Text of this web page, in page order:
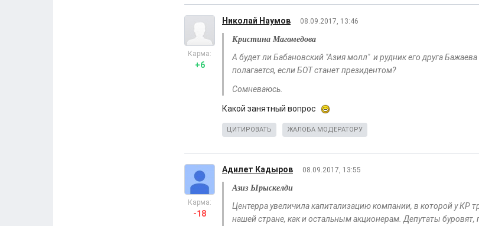
Николай Наумов 08.09.2017, 13:46
Карма:
+6
Кристина Магомедова
А будет ли Бабановский "Азия молл" и рудник его друга
полагается, если БОТ станет президентом?
Сомневаюсь.
Какой занятный вопрос
ЦИТИРОВАТЬ ЖАЛОБА МОДЕРАТОРУ
Адилет Кадыров 08.09.2017, 13:55
Карма:
-18
Азиз Ырыскелди
Центерра увеличила капитализацию компании, в которой у КР
нашей стране, как и остальным акционерам. Депутаты